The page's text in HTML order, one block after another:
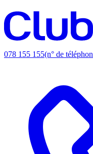
078 155 155(n° de